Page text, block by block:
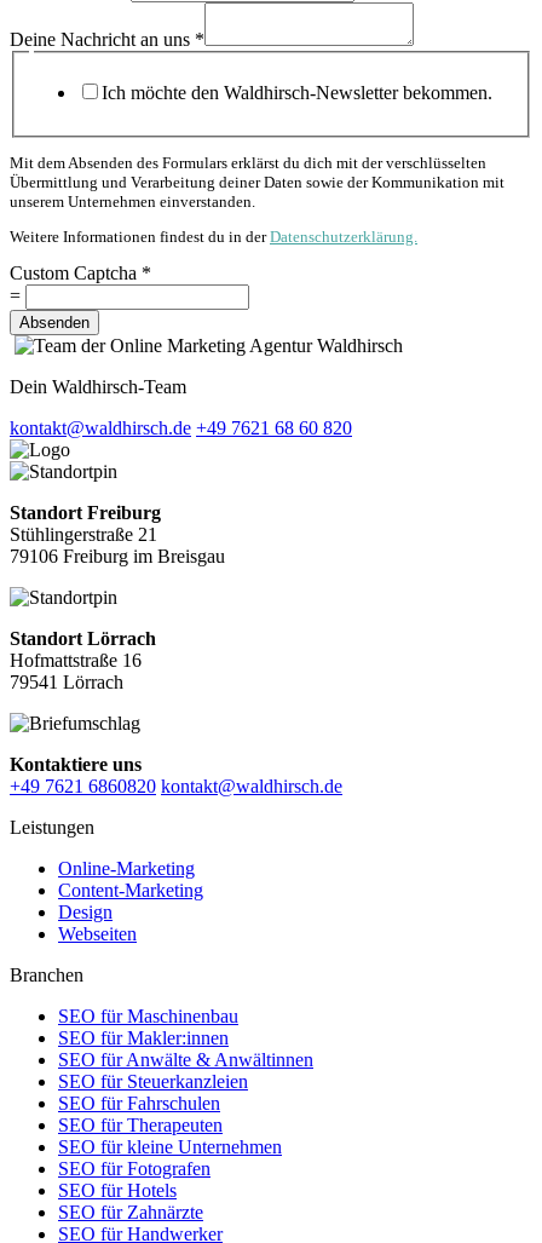
an
Deine
Deine Nachricht an uns *
Ich möchte den Waldhirsch-Newsletter bekommen.
Mit dem Absenden des Formulars erklärst du dich mit der verschlüsselten
Übermittlung und Verarbeitung deiner Daten sowie der Kommunikation mit
unserem Unternehmen einverstanden.
Weitere Informationen findest du in derDatenschutzerklärung.
Custom Captcha *
=
Absenden
Dein Waldhirsch-Team
kontakt@waldhirsch.de +49 7621 68 60 820
Standort Freiburg
Stühlingerstraße 21
79106 Freiburg im Breisgau
Standort Lörrach
Hofmattstraße 16
79541 Lörrach
Kontaktiere uns
+49 7621 6860820 kontakt@waldhirsch.de
Leistungen
Online-Marketing
Content-Marketing
Design
Webseiten
Branchen
SEO für Maschinenbau
SEO für Makler:innen
SEO für Anwälte & Anwältinnen
SEO für Steuerkanzleien
SEO für Fahrschulen
SEO für Therapeuten
SEO für kleine Unternehmen
SEO für Fotografen
SEO für Hotels
SEO für Zahnärzte
SEO für Handwerker